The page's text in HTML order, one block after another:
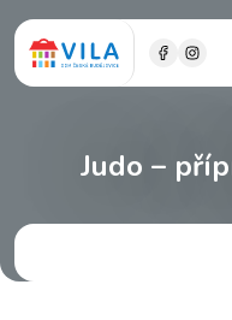
Judo –